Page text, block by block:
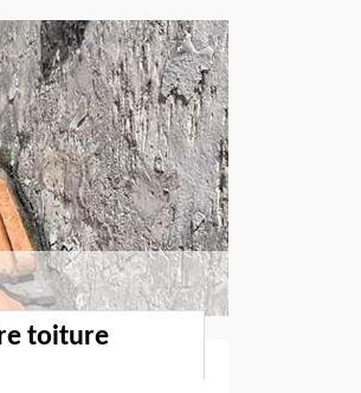
toiture